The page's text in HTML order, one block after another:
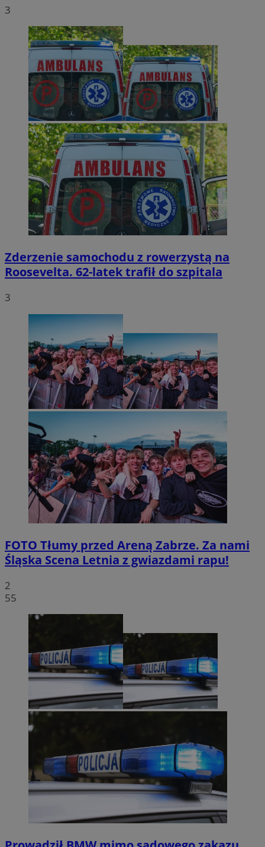
3
Zderzenie samochodu z rowerzystą na
Roosevelta. 62-latek trafił do szpitala
3
FOTO Tłumy przed Areną Zabrze. Za nami
Śląska Scena Letnia z gwiazdami rapu!
2
55